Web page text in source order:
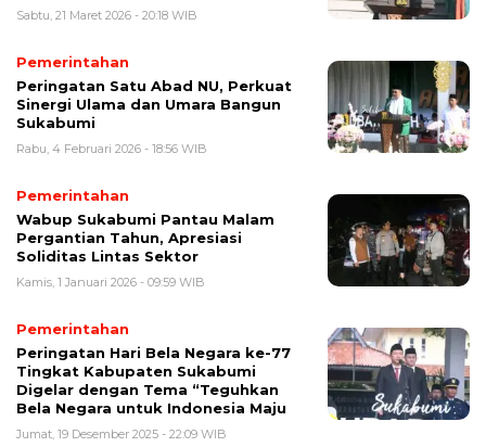
Sabtu, 21 Maret 2026 - 20:18 WIB
Pemerintahan
Peringatan Satu Abad NU, Perkuat
Sinergi Ulama dan Umara Bangun
Sukabumi
Rabu, 4 Februari 2026 - 18:56 WIB
Pemerintahan
Wabup Sukabumi Pantau Malam
Pergantian Tahun, Apresiasi
Soliditas Lintas Sektor
Kamis, 1 Januari 2026 - 09:59 WIB
Pemerintahan
Peringatan Hari Bela Negara ke-77
Tingkat Kabupaten Sukabumi
Digelar dengan Tema “Teguhkan
Bela Negara untuk Indonesia Maju
Jumat, 19 Desember 2025 - 22:09 WIB